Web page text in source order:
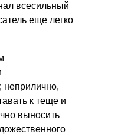
всесильный
еще легко
неприлично,
к теще и
выносить